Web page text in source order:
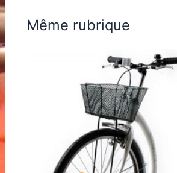
Même rubrique